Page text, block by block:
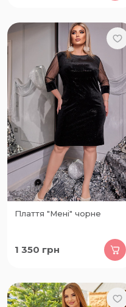
Плаття "Мені" чорне
1 350 грн